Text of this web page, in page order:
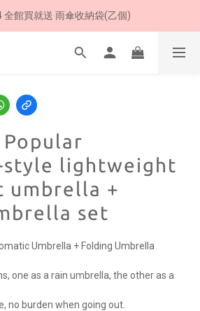
節限定 超商取貨免運費
節限定 超商取貨免運費
友➤領購物金50元 (現領現用)
親節限定 超商取貨免運費
Popular
style lightweight
umbrella +
set
Umbrella + Folding Umbrella
one as a rain umbrella, the other as a
no burden when going out.